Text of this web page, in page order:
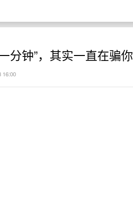
分钟”，其实一直在骗你
16:00